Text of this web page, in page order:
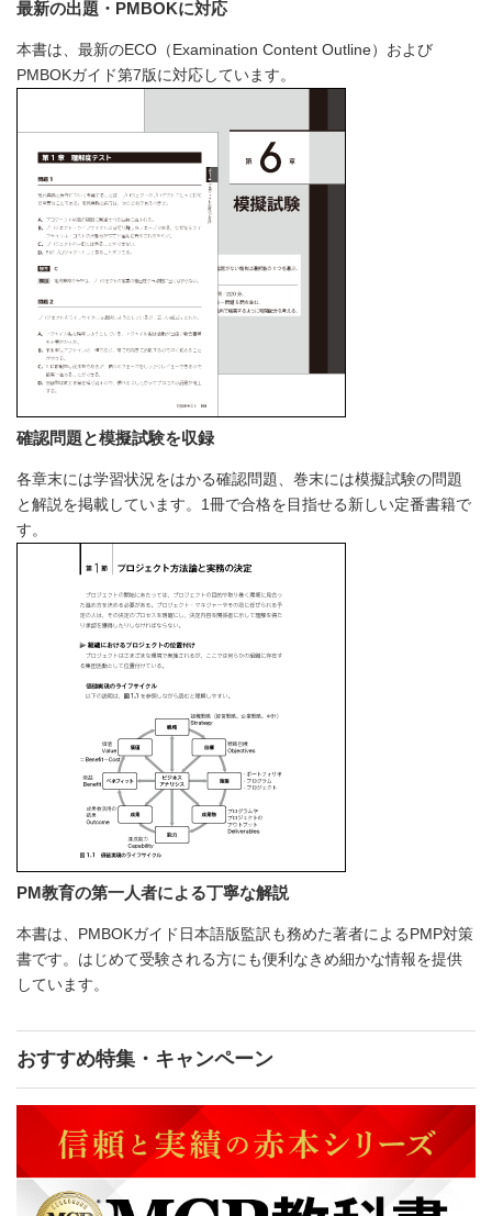
最新の出題・PMBOKに対応
本書は、最新のECO（Examination Content Outline）および
PMBOKガイド第7版に対応しています。
確認問題と模擬試験を収録
各章末には学習状況をはかる確認問題、巻末には模擬試験の問題
と解説を掲載しています。1冊で合格を目指せる新しい定番書籍で
す。
PM教育の第一人者による丁寧な解説
本書は、PMBOKガイド日本語版監訳も務めた著者によるPMP対策
書です。はじめて受験される方にも便利なきめ細かな情報を提供
しています。
おすすめ特集・キャンペーン